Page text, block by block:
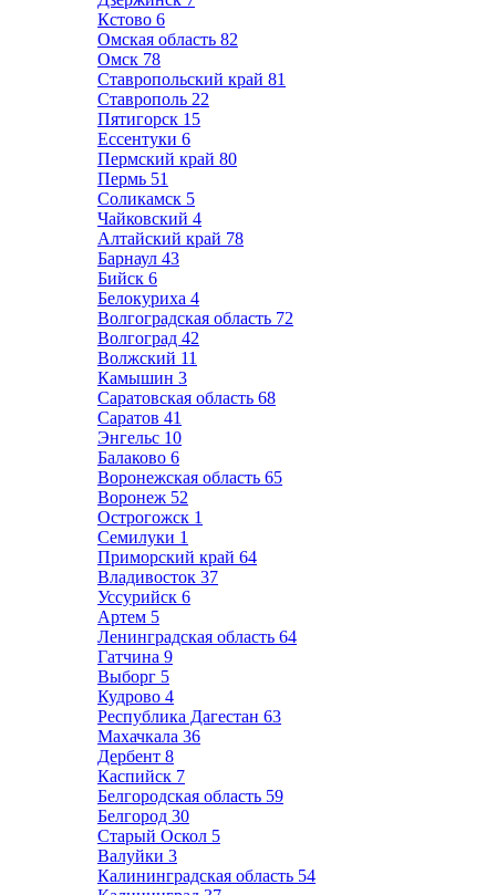
Кстово 6
Омская область 82
Омск 78
Ставропольский край 81
Ставрополь 22
Пятигорск 15
Ессентуки 6
Пермский край 80
Пермь 51
Соликамск 5
Чайковский 4
Алтайский край 78
Барнаул 43
Бийск 6
Белокуриха 4
Волгоградская область 72
Волгоград 42
Волжский 11
Камышин 3
Саратовская область 68
Саратов 41
Энгельс 10
Балаково 6
Воронежская область 65
Воронеж 52
Острогожск 1
Семилуки 1
Приморский край 64
Владивосток 37
Уссурийск 6
Артем 5
Ленинградская область 64
Гатчина 9
Выборг 5
Кудрово 4
Республика Дагестан 63
Махачкала 36
Дербент 8
Каспийск 7
Белгородская область 59
Белгород 30
Старый Оскол 5
Валуйки 3
Калининградская область 54